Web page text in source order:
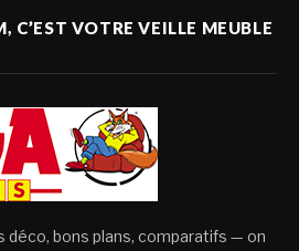
C’EST VOTRE VEILLE MEUBLE
bons plans, comparatifs — on